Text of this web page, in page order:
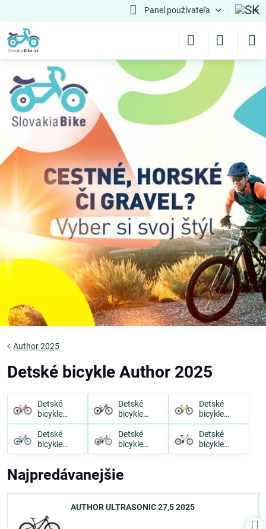
Panel používateľa
Author 2025
Detské bicykle Author 2025
Detské
bicykle
Author 29"
2025
Detské
bicykle
Author
27,5" 2025
Detské
bicykle
Author 26"
2025
Detské
bicykle
Author 24"
Detské
bicykle
Author 20"
Detské
bicykle
Author 16"
Najpredávanejšie
AUTHOR ULTRASONIC 27,5 2025